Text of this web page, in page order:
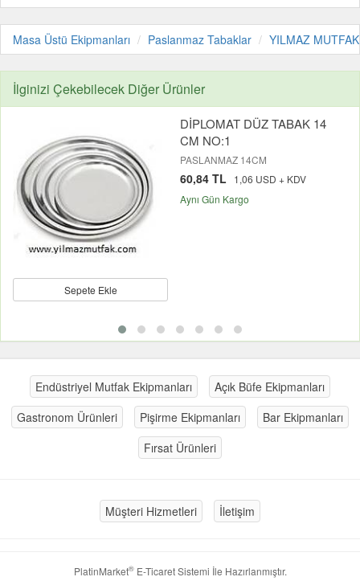
Masa Üstü Ekipmanları Paslanmaz Tabaklar YILMAZ MUTFAK
İlginizi Çekebilecek Diğer Ürünler
Sepete Ekle
DİPLOMAT DÜZ TABAK 14
CM NO:1
PASLANMAZ 14CM
60,84 TL
1,06 USD + KDV
Aynı Gün Kargo
Endüstriyel Mutfak Ekipmanları
Açık Büfe Ekipmanları
Gastronom Ürünleri
Pişirme Ekipmanları
Bar Ekipmanları
Fırsat Ürünleri
Müşteri Hizmetleri İletişim
PlatinMarket®E-Ticaret Sistemi İle Hazırlanmıştır.